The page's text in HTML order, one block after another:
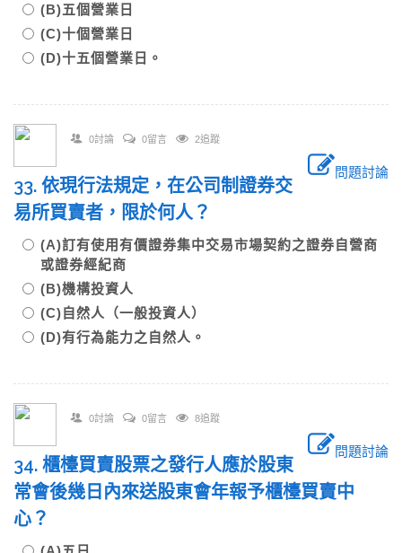
(B)五個營業日
(C)十個營業日
(D)十五個營業日。
0討論 0留言 2追蹤
問題討論
33. 依現行法規定，在公司制證券交
易所買賣者，限於何人？
(A)訂有使用有價證券集中交易市場契約之證券自營商
或證券經紀商
(B)機構投資人
(C)自然人（一般投資人）
(D)有行為能力之自然人。
0討論 0留言 8追蹤
問題討論
34. 櫃檯買賣股票之發行人應於股東
常會後幾日內來送股東會年報予櫃檯買賣中
心？